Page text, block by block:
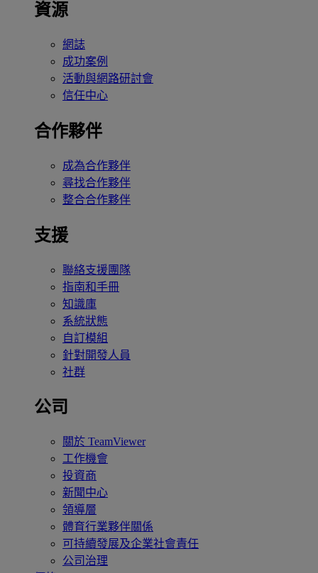
資源
網誌
成功案例
活動與網路研討會
信任中心
合作夥伴
成為合作夥伴
尋找合作夥伴
整合合作夥伴
支援
聯絡支援團隊
指南和手冊
知識庫
系統狀態
自訂模組
針對開發人員
社群
公司
關於 TeamViewer
工作機會
投資商
新聞中心
領導層
體育行業夥伴關係
可持續發展及企業社會責任
公司治理